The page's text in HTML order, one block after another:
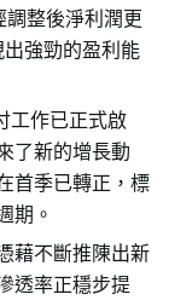
調整後淨利潤更
強勁的盈利能
工作已正式啟
了新的增長動
首季已轉正，標
期。
藉不斷推陳出新
透率正穩步提